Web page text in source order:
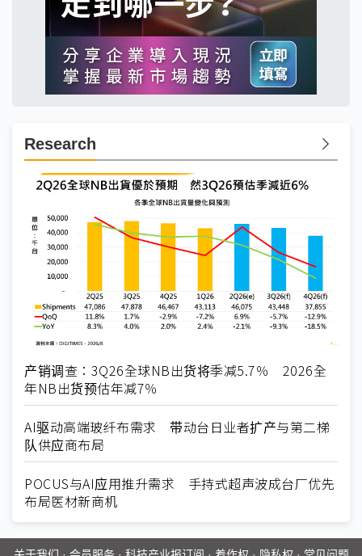
Research
产销调查：3Q26全球NB出货将季减5.7％ 2026全
年NB出货预估年减7％
AI驱动高端玻纤布需求 带动台日业者扩产与第二梯
队供应商布局
POCUS与AI应用推升需求 手持式超声波成台厂优先
布局医材新商机